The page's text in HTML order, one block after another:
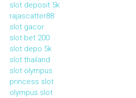
slot deposit 5k
rajascatter88
slot gacor
slot bet 200
slot depo 5k
slot thailand
slot olympus
princess slot
olympus slot